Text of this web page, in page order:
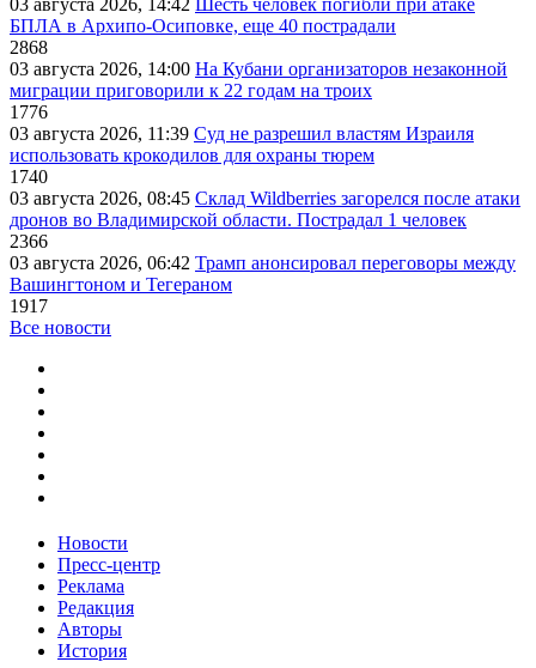
03 августа 2026, 14:42
Шесть человек погибли при атаке
БПЛА в Архипо-Осиповке, еще 40 пострадали
2868
03 августа 2026, 14:00 На Кубани организаторов незаконной
миграции приговорили к 22 годам на троих
1776
03 августа 2026, 11:39 Суд не разрешил властям Израиля
использовать крокодилов для охраны тюрем
1740
03 августа 2026, 08:45 Склад Wildberries загорелся после атаки
дронов во Владимирской области. Пострадал 1 человек
2366
03 августа 2026, 06:42 Трамп анонсировал переговоры между
Вашингтоном и Тегераном
1917
Все новости
Новости
Пресс-центр
Реклама
Редакция
Авторы
История